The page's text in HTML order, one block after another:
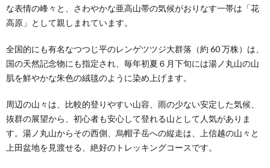
な表情の峰々と、さわやかな亜高山帯の気候がおりなす一帯は「花
高原」として親しまれています。
全国的にも有名なつつじ平のレンゲツツジ大群落（約 60 万株）は、
国の天然記念物にも指定され、毎年初夏６月下旬には湯ノ丸山の山
肌を鮮やかな朱色の絨毯のように染め上げます。
周辺の山々は、比較的登りやすい山容、雨の少ない安定した気候、
抜群の展望から、初心者も安心して登れる山として人気がありま
す。湯ノ丸山からその西側、烏帽子岳への縦走は、上信越の山々と
上田盆地を見渡せる、絶好のトレッキングコースです。